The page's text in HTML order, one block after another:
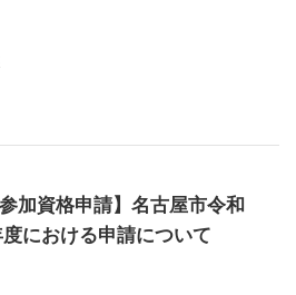
参加資格申請】名古屋市令和
における申請について